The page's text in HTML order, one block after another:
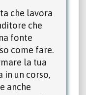
che lavora
che
fonte
come fare.
la tua
in un corso,
anche